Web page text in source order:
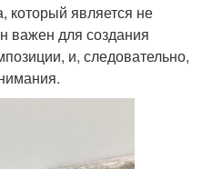
который является не
важен для создания
и, следовательно,